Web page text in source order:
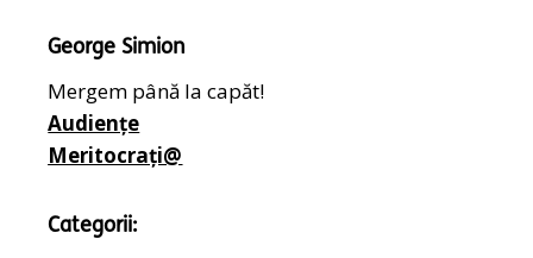
George Simion
Mergem până la capăt!
Audiențe
Meritocrați@
Categorii: